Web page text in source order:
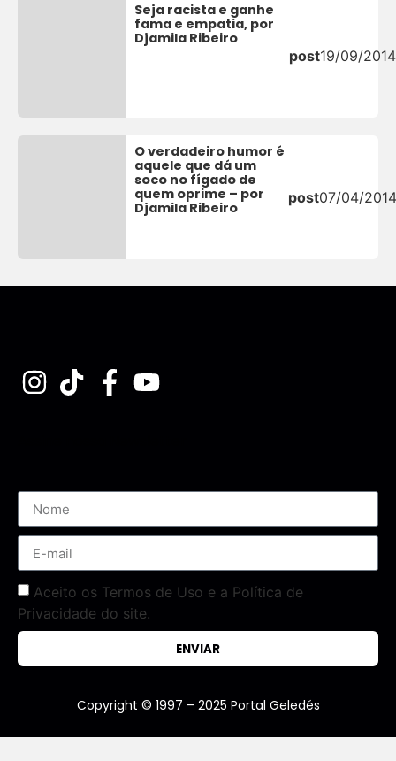
Seja racista e ganhe
fama e empatia, por
Djamila Ribeiro
post19/09/2014
O verdadeiro humor é
aquele que dá um
soco no fígado de
quem oprime – por
Djamila Ribeiro
post07/04/2014
Aceito os Termos de Uso e a Política de
Privacidade do site.
ENVIAR
Copyright © 1997 – 2025 Portal Geledés